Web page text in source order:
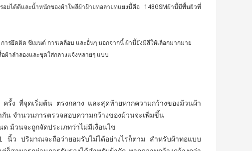
ยได้ดีและน้ำหนักของผ้าโพลีผ้าฝ้ายทอลายทแยงนี้คือ 148GSMผ้านี้มีพื้นผิวที่
รยึดติด ซีเมนต์ การเคลือบ และอื่นๆ นอกจากนี้ ผ้านี้ยังมีสีให้เลือกมากมาย
ผ้าลำลองและชุดใส่กลางแจ้งหลายๆ แบบ
รั้ง ที่จุดเริ่มต้น ตรงกลาง และสุดท้ายหากความกว้างของม้วนผ้า
น จำนวนการตรวจสอบความกว้างของม้วนจะเพิ่มขึ้น
ม้วนจะถูกจัดประเภทว่าไม่มีเงื่อนไข
นิ้ว ปริมาณจะถือว่ายอมรับไม่ได้อย่างไรก็ตาม สำหรับผ้าทอแบบ